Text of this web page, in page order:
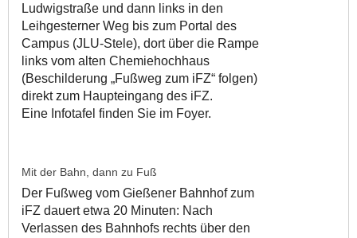
Ludwigstraße und dann links in den
Leihgesterner Weg bis zum Portal des
Campus (JLU-Stele), dort über die Rampe
links vom alten Chemiehochhaus
(Beschilderung „Fußweg zum iFZ“ folgen)
direkt zum Haupteingang des iFZ.
Eine Infotafel finden Sie im Foyer.
Mit der Bahn, dann zu Fuß
Der Fußweg vom Gießener Bahnhof zum
iFZ dauert etwa 20 Minuten: Nach
Verlassen des Bahnhofs rechts über den